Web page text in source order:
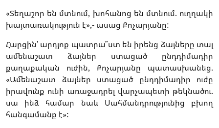
«Տեղաշոր են մտնում, խոհանոց են մտնում. ուղղակի
խայտառակություն է»,- ասաց Քոչարյանը:
Հարցին՝ արդյոք պատրա՞ստ են իրենց ձայները տալ
ամենաշատ ձայներ ստացած ընդդիմադիր
քաղաքական ուժին, Քոչարյանը պատասխանեց.
«Ամենաշատ ձայներ ստացած ընդդիմադիր ուժը
իրավունք ունի առաջադրել վարչապետի թեկնածու.
սա ինձ համար նաև Սահմանդրությունից բխող
հանգամանք է»: